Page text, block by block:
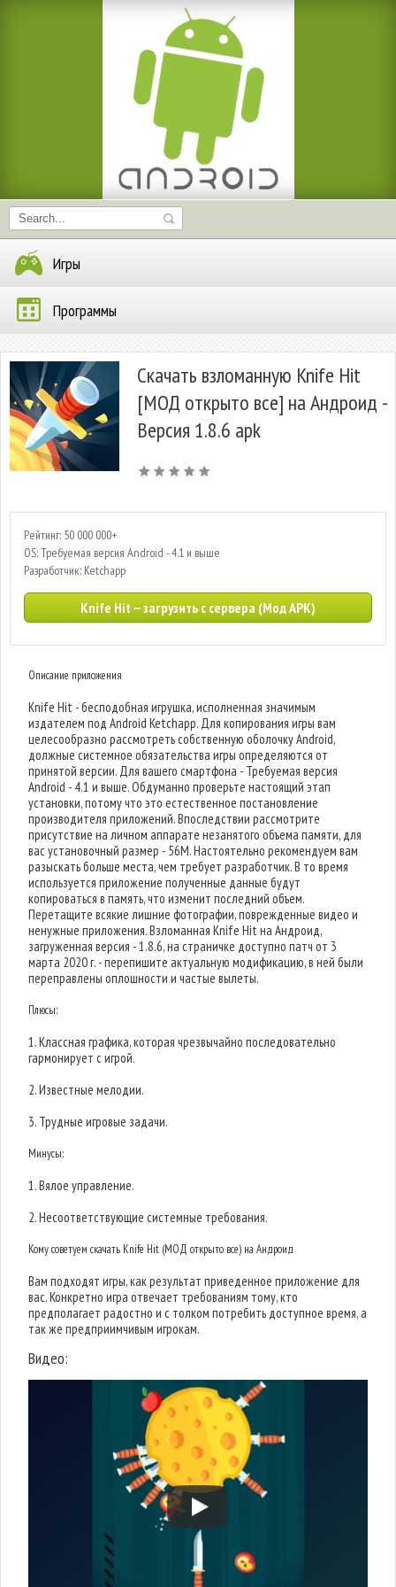
Игры
Программы
Скачать взломанную Knife Hit
[МОД открыто все] на Андроид -
Версия 1.8.6 apk
Рейтинг: 50 000 000+
OS: Требуемая версия Android - 4.1 и выше
Разработчик: Ketchapp
Knife Hit — загрузить с сервера (Мод APK)
Описание приложения
Knife Hit - бесподобная игрушка, исполненная значимым
издателем под Android Ketchapp. Для копирования игры вам
целесообразно рассмотреть собственную оболочку Android,
должные системное обязательства игры определяются от
принятой версии. Для вашего смартфона - Требуемая версия
Android - 4.1 и выше. Обдуманно проверьте настоящий этап
установки, потому что это естественное постановление
производителя приложений. Впоследствии рассмотрите
присутствие на личном аппарате незанятого объема памяти, для
вас установочный размер - 56M. Настоятельно рекомендуем вам
разыскать больше места, чем требует разработчик. В то время
используется приложение полученные данные будут
копироваться в память, что изменит последний объем.
Перетащите всякие лишние фотографии, поврежденные видео и
ненужные приложения. Взломанная Knife Hit на Андроид,
загруженная версия - 1.8.6, на страничке доступно патч от 3
марта 2020 г. - перепишите актуальную модификацию, в ней были
переправлены оплошности и частые вылеты.
Плюсы:
1. Классная графика, которая чрезвычайно последовательно
гармонирует с игрой.
2. Известные мелодии.
3. Трудные игровые задачи.
Минусы:
1. Вялое управление.
2. Несоответствующие системные требования.
Кому советуем скачать Knife Hit (МОД открыто все) на Андроид
Вам подходят игры, как результат приведенное приложение для
вас. Конкретно игра отвечает требованиям тому, кто
предполагает радостно и с толком потребить доступное время, а
так же предприимчивым игрокам.
Видео: